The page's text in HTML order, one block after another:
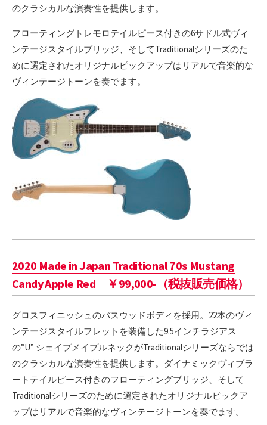
のクラシカルな演奏性を提供します。
フローティングトレモロテイルピース付きの6サドル式ヴィ
ンテージスタイルブリッジ、そしてTraditionalシリーズのた
めに選定されたオリジナルピックアップはリアルで音楽的な
ヴィンテージトーンを奏でます。
2020 Made in Japan Traditional 70s Mustang
Candy Apple Red ￥99,000-（税抜販売価格）
グロスフィニッシュのバスウッドボディを採用。22本のヴィ
ンテージスタイルフレットを装備した9.5インチラジアス
の”U” シェイプメイプルネックがTraditionalシリーズならでは
のクラシカルな演奏性を提供します。ダイナミックヴィブラ
ートテイルピース付きのフローティングブリッジ、そして
Traditionalシリーズのために選定されたオリジナルピックア
ップはリアルで音楽的なヴィンテージトーンを奏でます。